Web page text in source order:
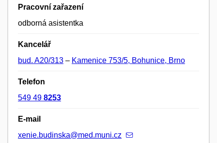
Pracovní zařazení
odborná asistentka
Kancelář
bud. A20/313 – Kamenice 753/5, Bohunice, Brno
Telefon
549 49 8253
E-mail
xenie.budinska@med.muni.cz